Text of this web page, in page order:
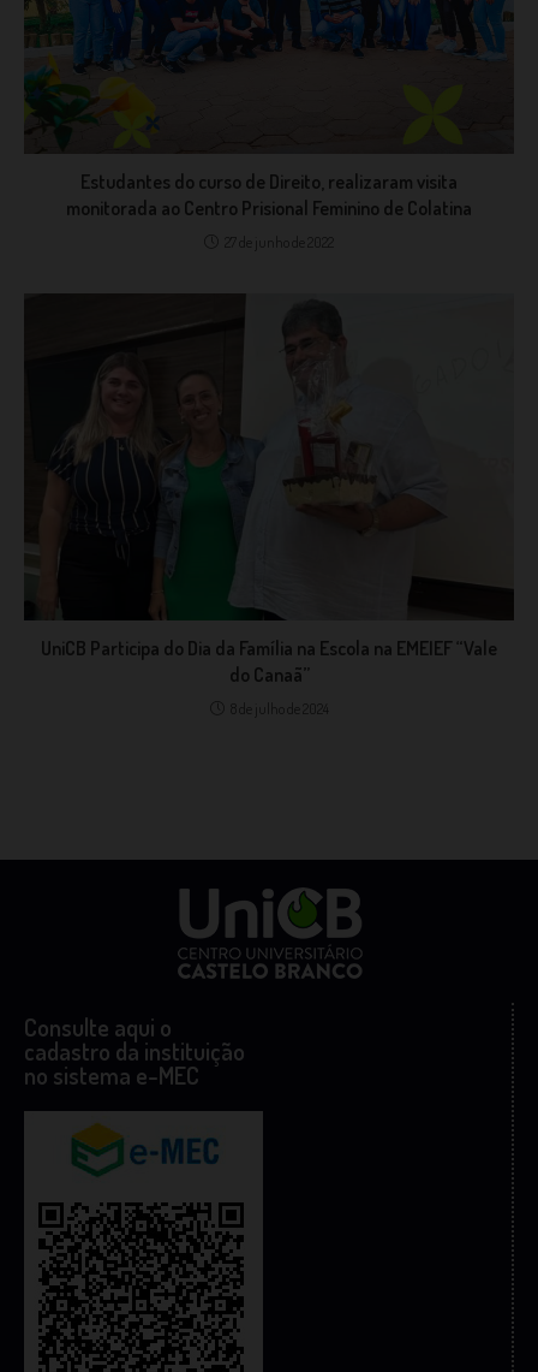
Estudantes do curso de Direito, realizaram visita
monitorada ao Centro Prisional Feminino de Colatina
27 de junho de 2022
UniCB Participa do Dia da Família na Escola na EMEIEF “Vale
do Canaã”
8 de julho de 2024
Consulte aqui o
cadastro da instituição
no sistema e-MEC